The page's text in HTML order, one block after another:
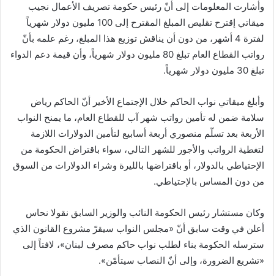
وأشارت المعلومات إلى أنّ رئيس حكومة تصريف الأعمال نجيب
ميقاتي إقترح تقليص المبلغ المقترح إلى 100 مليون دولار شهرياً
لفترة 4 أشهر، من دون أن يناقش توزيع هذا المبلغ، رغم علمه بأنّ
رواتب القطاع العام تبلغ 80 مليون دولار شهرياً، وأن قيمة دعم الدواء
تبلغ 30 مليون دولار شهرياً.
وأبلغ ميقاتي نواب الحاكم خلال الإجتماع الأخير أنّ الحاكم رياض
سلامة ضمن له تأمين رواتب شهر آب للقطاع العام، ما يمنح النواب
الأربعة بعد تسلّم منصوري أربعة أسابيع لتأمين الدولارات اللازمة
لتغطية الرواتب والأجور للشهر التالي، سواء باقتراض الحكومة من
الإحتياطي بالدولار، أو باقتراضها بالليرة وشراء الدولارات من السوق
من دون المساس بالإحتياطي.
وكان مستشار رئيس الحكومة النائب والوزير السابق نقولا نحاس
أعلن في وقت سابق أنّ «مجلس النواب سيقرّ مشروع القانون الذي
سترسله الحكومة بناء لطلب نواب حاكم مصرف لبنان»، لافتاً إلى
«تشريع الضرورة، وإلى أنّ النصاب سيتأمّن».